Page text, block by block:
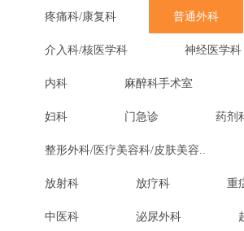
疼痛科/康复科 普通外科
介入科/核医学科 神经医学科
内科 麻醉科手术室
妇科 门急诊 药剂
整形外科/医疗美容科/皮肤美容..
放射科 放疗科 重
中医科 泌尿外科